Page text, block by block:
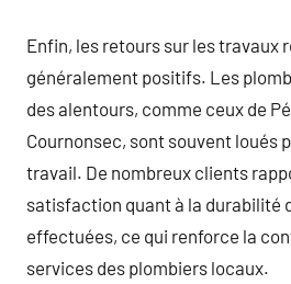
Enfin, les retours sur les travaux
généralement positifs. Les
des alentours, comme ceux de
Cournonsec, sont souvent loués
travail. De nombreux clients
satisfaction quant à la durabilité
effectuées, ce qui renforce la
services des plombiers locaux.